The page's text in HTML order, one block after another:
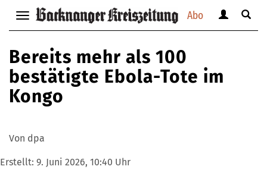
Abo
Navigation
anzeigen
verbergen
anzeigen
Suche
Bereits mehr als 100
bestätigte Ebola-Tote im
Kongo
Von dpa
Erstellt: 9. Juni 2026, 10:40 Uhr